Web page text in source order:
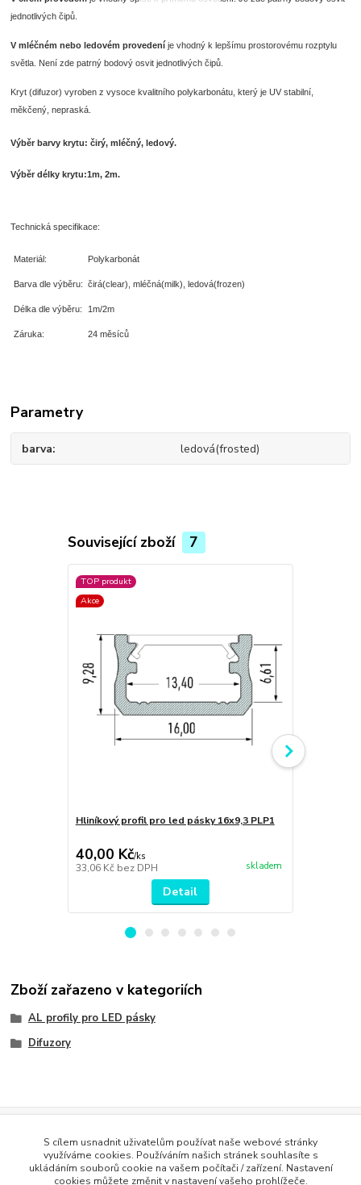
jednotlivých čipů.
V mléčném nebo ledovém provedení je vhodný k lepšímu prostorovému rozptylu
světla. Není zde patrný bodový osvit jednotlivých čipů.
Kryt (difuzor) vyroben z vysoce kvalitního polykarbonátu, který je UV stabilní,
měkčený, nepraská.
Výběr barvy krytu: čirý, mléčný, ledový.
Výběr délky krytu:1m, 2m.
Technická specifikace:
Materiál: Polykarbonát
Barva dle výběru: čirá(clear), mléčná(milk), ledová(frozen)
Délka dle výběru: 1m/2m
Záruka: 24 měsíců
Parametry
barva ledová(frosted)
Související zboží 7
TOP produkt
Akce
Hliníkový profil pro led pásky 16x9,3 PLP1
40,00 Kč/ks
33,06 Kč bez DPH skladem
Detail
Zboží zařazeno v kategoriích
AL profily pro LED pásky
Difuzory
Podle zákona o evidenci tržeb je prodávající povinen vystavit
kupujícímu účtenku. Zároveň je povinen zaevidovat přijatou tržbu u
správce daně online; v případě technického výpadku pak nejpozději do
S cílem usnadnit uživatelům používat naše webové stránky
využíváme cookies. Používáním našich stránek souhlasíte s
ukládáním souborů cookie na vašem počítači / zařízení. Nastavení
cookies můžete změnit v nastavení vašeho prohlížeče.